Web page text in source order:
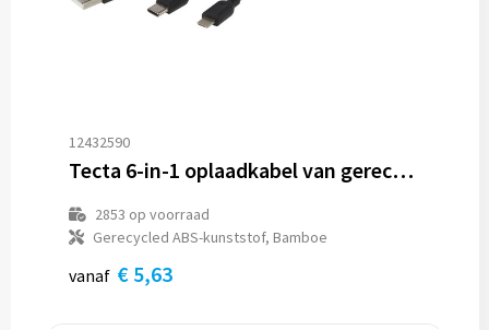
12432590
Tecta 6-in-1 oplaadkabel van gerecycled plastic/bamboe met sleutelhanger
2853 op voorraad
Gerecycled ABS-kunststof, Bamboe
vanaf € 5,63